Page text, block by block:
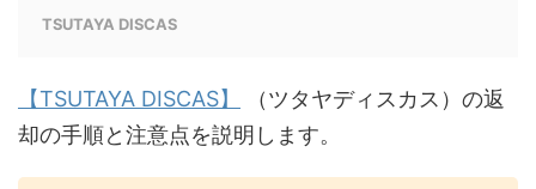
TSUTAYA DISCAS
【TSUTAYA DISCAS】
（ツタヤディスカス）の返
却の手順と注意点を説明します。